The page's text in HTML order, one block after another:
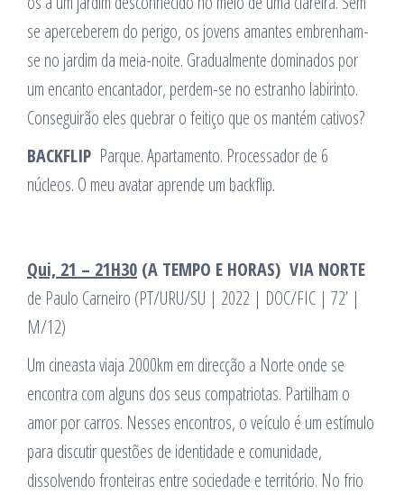
se aperceberem do perigo, os jovens amantes embrenham-
se no jardim da meia-noite. Gradualmente dominados por
um encanto encantador, perdem-se no estranho labirinto.
Conseguirão eles quebrar o feitiço que os mantém cativos?
BACKFLIP Parque. Apartamento. Processador de 6
núcleos. O meu avatar aprende um backflip.
Qui, 21 – 21H30 (A TEMPO E HORAS) VIA NORTE
de Paulo Carneiro (PT/URU/SU | 2022 | DOC/FIC | 72’ |
M/12)
Um cineasta viaja 2000km em direcção a Norte onde se
encontra com alguns dos seus compatriotas. Partilham o
amor por carros. Nesses encontros, o veículo é um estímulo
para discutir questões de identidade e comunidade,
dissolvendo fronteiras entre sociedade e território. No frio